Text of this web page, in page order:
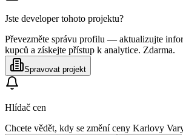
Jste developer tohoto projektu?
Převezměte správu profilu — aktualizujte
kupců a získejte přístup k analytice. Zdarma.
Spravovat projekt
Hlídač cen
Chcete vědět, kdy se změní ceny Karlovy